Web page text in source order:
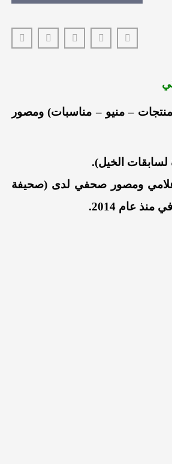
– منيو – مناسبات) ومصور
إعلامي ومصور صحفي لدى (صحيفة
عام 2014.